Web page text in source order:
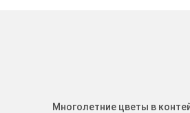
Многолетние цветы в